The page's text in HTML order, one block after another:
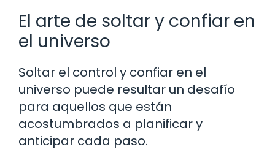
El arte de soltar y confiar en
el universo
Soltar el control y confiar en el
universo puede resultar un desafío
para aquellos que están
acostumbrados a planificar y
anticipar cada paso.